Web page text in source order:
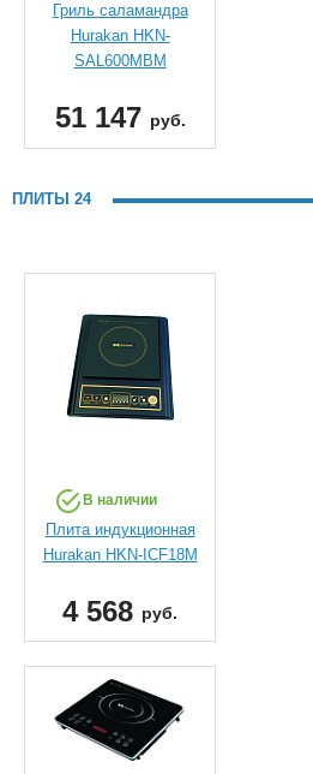
Гриль саламандра
Hurakan HKN-
SAL600MBM
51 147 руб.
ПЛИТЫ 24
В наличии
Плита индукционная
Hurakan HKN-ICF18M
4 568 руб.